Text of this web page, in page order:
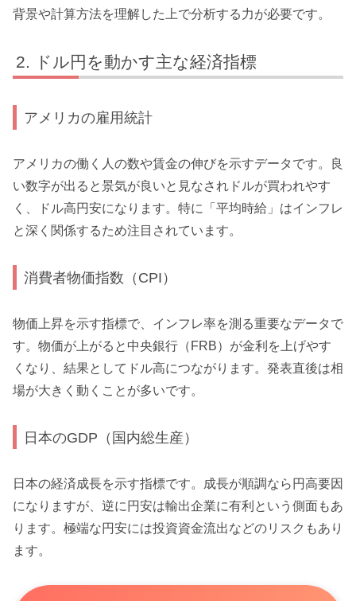
背景や計算方法を理解した上で分析する力が必要です。
ドル円を動かす主な経済指標
アメリカの雇用統計
アメリカの働く人の数や賃金の伸びを示すデータです。良
い数字が出ると景気が良いと見なされドルが買われやす
く、ドル高円安になります。特に「平均時給」はインフレ
と深く関係するため注目されています。
消費者物価指数（CPI）
物価上昇を示す指標で、インフレ率を測る重要なデータで
す。物価が上がると中央銀行（FRB）が金利を上げやす
くなり、結果としてドル高につながります。発表直後は相
場が大きく動くことが多いです。
日本のGDP（国内総生産）
日本の経済成長を示す指標です。成長が順調なら円高要因
になりますが、逆に円安は輸出企業に有利という側面もあ
ります。極端な円安には投資資金流出などのリスクもあり
ます。